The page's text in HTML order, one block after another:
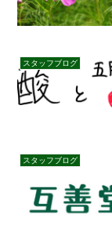
スタッフブログ
スタッフブログ